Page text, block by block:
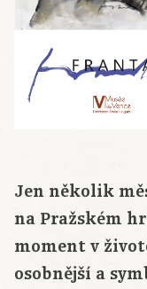
Jen několik
na Pražském
moment v
osobnější a